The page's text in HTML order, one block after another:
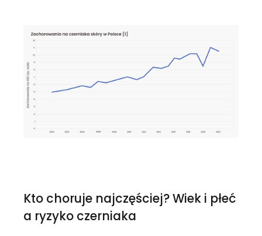
Kto choruje najczęściej? Wiek i płeć
a ryzyko czerniaka